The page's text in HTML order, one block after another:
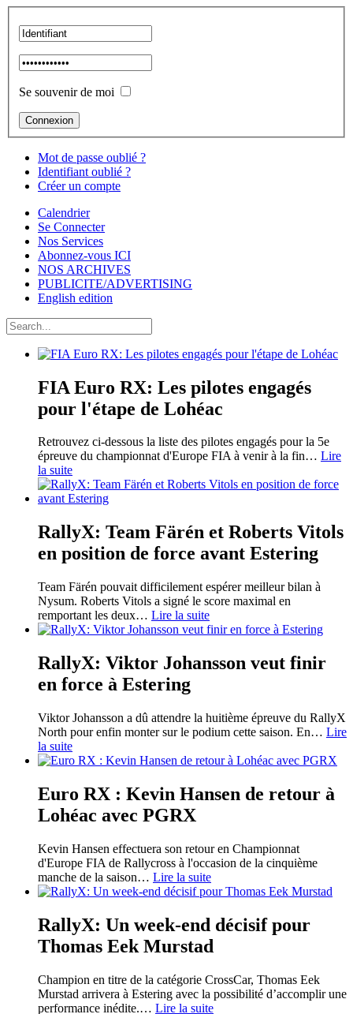
Se souvenir de moi
Mot de passe oublié ?
Identifiant oublié ?
Créer un compte
Calendrier
Se Connecter
Nos Services
Abonnez-vous ICI
NOS ARCHIVES
PUBLICITE/ADVERTISING
English edition
FIA Euro RX: Les pilotes engagés
pour l'étape de Lohéac
Retrouvez ci-dessous la liste des pilotes engagés pour la 5e
épreuve du championnat d'Europe FIA à venir à la fin… Lire
la suite
RallyX: Team Färén et Roberts Vitols
en position de force avant Estering
Team Färén pouvait difficilement espérer meilleur bilan à
Nysum. Roberts Vitols a signé le score maximal en
remportant les deux… Lire la suite
RallyX: Viktor Johansson veut finir
en force à Estering
Viktor Johansson a dû attendre la huitième épreuve du RallyX
North pour enfin monter sur le podium cette saison. En… Lire
la suite
Euro RX : Kevin Hansen de retour à
Lohéac avec PGRX
Kevin Hansen effectuera son retour en Championnat
d'Europe FIA de Rallycross à l'occasion de la cinquième
manche de la saison… Lire la suite
RallyX: Un week-end décisif pour
Thomas Eek Murstad
Champion en titre de la catégorie CrossCar, Thomas Eek
Murstad arrivera à Estering avec la possibilité d’accomplir une
performance inédite.… Lire la suite